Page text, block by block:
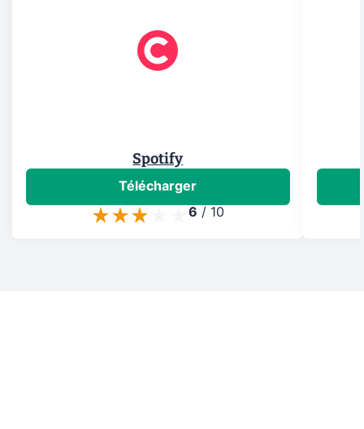
Spotify
Télécharger
6 / 10